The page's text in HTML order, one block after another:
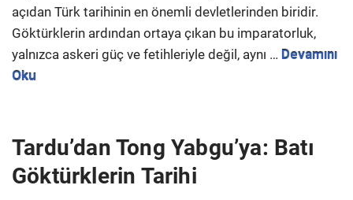
açıdan Türk tarihinin en önemli devletlerinden biridir.
Göktürklerin ardından ortaya çıkan bu imparatorluk,
yalnızca askeri güç ve fetihleriyle değil, aynı … Devamını
Oku
Tardu’dan Tong Yabgu’ya: Batı
Göktürklerin Tarihi